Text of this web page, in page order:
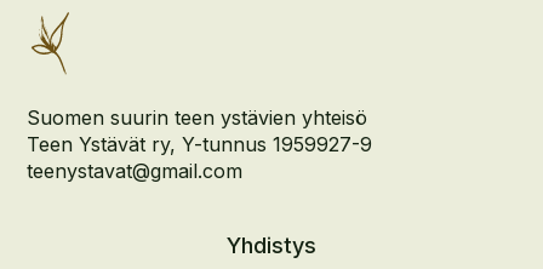
Suomen suurin teen ystävien yhteisö
Teen Ystävät ry, Y-tunnus 1959927-9
teenystavat@gmail.com
Yhdistys